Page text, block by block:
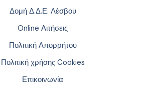
Δομή Δ.Δ.Ε. Λέσβου
Online Αιτήσεις
Πολιτική Απορρήτου
Πολιτική χρήσης Cookies
Επικοινωνία